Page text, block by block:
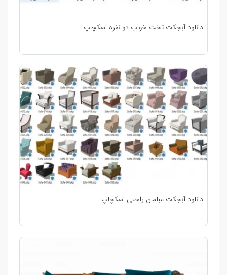
دانلود آبجکت تخت خواب دو نفره اسکچاپ
دانلود آبجکت مبلمان راحتی اسکچاپ